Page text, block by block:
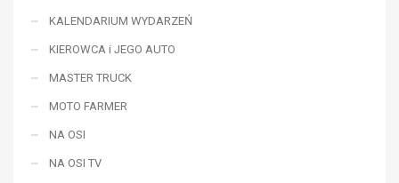
KALENDARIUM WYDARZEŃ
KIEROWCA i JEGO AUTO
MASTER TRUCK
MOTO FARMER
NA OSI
NA OSI TV